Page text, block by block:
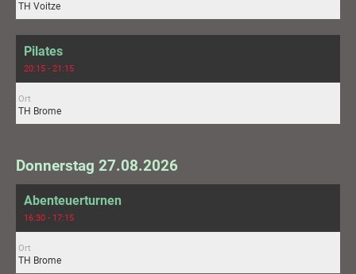
TH Voitze
Pilates
20:15 - 21:15
Ort
TH Brome
Donnerstag 27.08.2026
Abenteuerturnen
16:30 - 17:15
Ort
TH Brome